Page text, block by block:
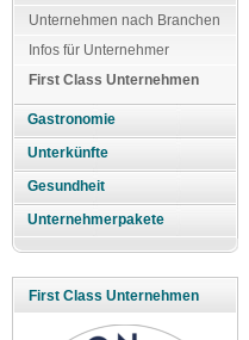
Unternehmen nach Branchen
Infos für Unternehmer
First Class Unternehmen
Gastronomie
Unterkünfte
Gesundheit
Unternehmerpakete
First Class Unternehmen